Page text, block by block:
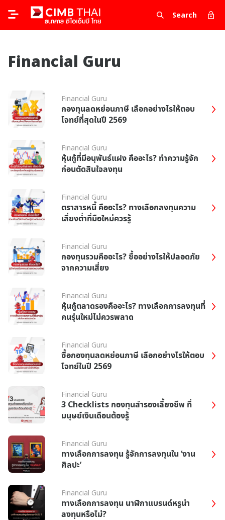
Search
Financial Guru
Financial Guru
กองทุนลดหย่อนภาษี เลือกอย่างไรให้ตอบ
โจทย์ที่สุดในปี 2569
Financial Guru
หุ้นกู้ที่มีอนุพันธ์แฝง คืออะไร? ทำความรู้จัก
ก่อนตัดสินใจลงทุน
Financial Guru
ตราสารหนี้ คืออะไร? ทางเลือกลงทุนความ
เสี่ยงต่ำที่มือใหม่ควรรู้
Financial Guru
กองทุนรวมคืออะไร? ซื้ออย่างไรให้ปลอดภัย
จากความเสี่ยง
Financial Guru
หุ้นกู้ตลาดรองคืออะไร? ทางเลือกการลงทุนที่
คนรุ่นใหม่ไม่ควรพลาด
Financial Guru
ซื้อกองทุนลดหย่อนภาษี เลือกอย่างไรให้ตอบ
โจทย์ในปี 2569
Financial Guru
3 Checklists กองทุนสำรองเลี้ยงชีพ ที่
มนุษย์เงินเดือนต้องรู้
Financial Guru
ทางเลือกการลงทุน รู้จักการลงทุนใน ‘งาน
ศิลปะ’
Financial Guru
ทางเลือกการลงทุน นาฬิกาแบรนด์หรูน่า
ลงทุนหรือไม่?